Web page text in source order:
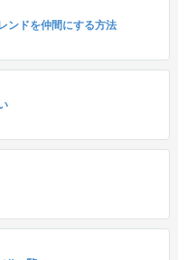
ンドを仲間にする方法